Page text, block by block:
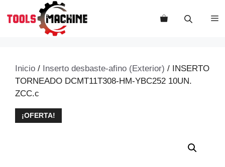
Inicio / Inserto desbaste-afino (Exterior) / INSERTO
TORNEADO DCMT11T308-HM-YBC252 10UN.
ZCC.c
¡OFERTA!